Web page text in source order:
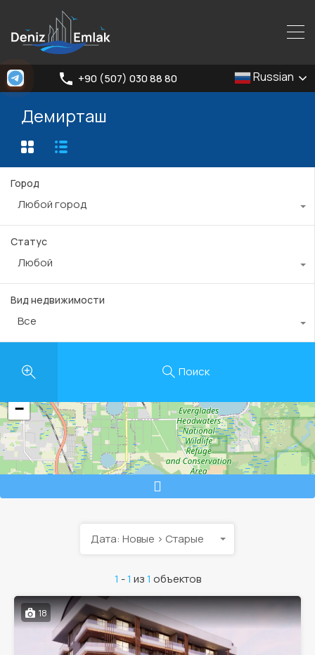
+90 (507) 030 88 80 Russian
Демирташ
Город
Любой город
Статус
Любой
Вид недвижимости
Все
Поиск
−
1 -1 из1 объектов
Дата: Новые > Старые
18